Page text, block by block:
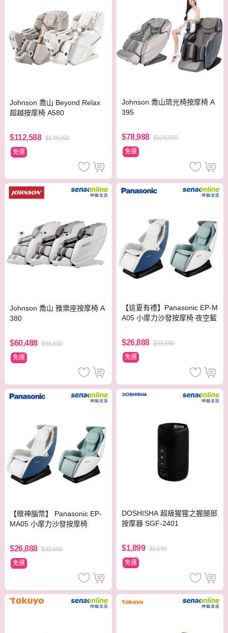
Johnson 喬山 Beyond Relax
超越按摩椅 A580
$112,588 $178,000
免運
Johnson 喬山琉光椅按摩椅 A
395
$78,988 $128,000
免運
Johnson 喬山 雅樂座按摩椅 A
380
$60,488 $98,800
免運
【這夏有禮】Panasonic EP-M
A05 小摩力沙發按摩椅 夜空藍
$26,888 $33,800
免運
【贈神腦幣】 Panasonic EP-
MA05 小摩力沙發按摩椅
$26,888 $33,800
免運
DOSHISHA 超級猩猩之握腿部
按摩器 SGF-2401
$1,899 $2,199
免運